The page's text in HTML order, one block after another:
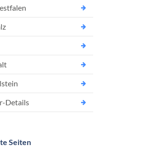
Details
Seiten